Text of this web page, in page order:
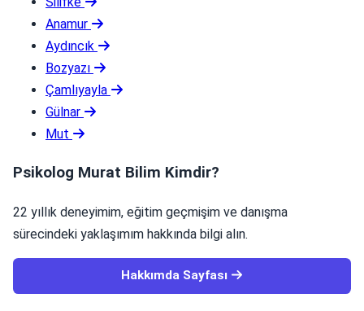
Anamur
Aydıncık
Bozyazı
Çamlıyayla
Gülnar
Mut
Psikolog Murat Bilim Kimdir?
22 yıllık deneyimim, eğitim geçmişim ve danışma
sürecindeki yaklaşımım hakkında bilgi alın.
Hakkımda Sayfası